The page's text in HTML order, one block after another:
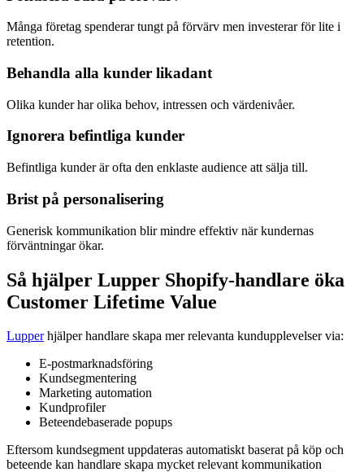
Många företag spenderar tungt på förvärv men investerar för lite i
retention.
Behandla alla kunder likadant
Olika kunder har olika behov, intressen och värdenivåer.
Ignorera befintliga kunder
Befintliga kunder är ofta den enklaste audience att sälja till.
Brist på personalisering
Generisk kommunikation blir mindre effektiv när kundernas
förväntningar ökar.
Så hjälper Lupper Shopify-handlare öka
Customer Lifetime Value
Lupperhjälper handlare skapa mer relevanta kundupplevelser via:
E-postmarknadsföring
Kundsegmentering
Marketing automation
Kundprofiler
Beteendebaserade popups
Eftersom kundsegment uppdateras automatiskt baserat på köp och
beteende kan handlare skapa mycket relevant kommunikation